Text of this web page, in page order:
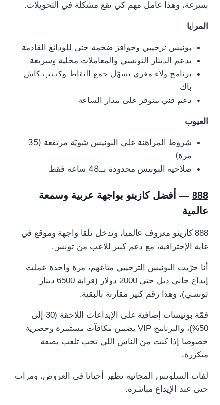
بسرعة، وهذا عامل مهم كي تقع مشكلة في التحويلات.
المزايا
بونيس ترحيبي وحوافز ضخمة حتى للودائع القادمة
يدعم الدينار التونسي والمعاملات محلية وسريعة
برنامج ولاء مغري يسهّل جمع النقاط وكسب كاش
باك
دعم فني متوفر على مدار الساعة
العيوب
شروط المراهنة على البونيس شويّة مرتفعة (35
مرة)
صلاحية البونيس محدودة بــ48 ساعة فقط
888 — أفضل كازينو بواجهة عربية وسمعة
عالمية
888 كازينو معروف عالميا، وتدخل تلقا واجهة وموقع في
غاية الإحترافية، مع دعم كبير للاعب من تونس.
أنا جرّبت البونيس الترحيبي متاعهم، مرة واحدة عملت
إيداع جاني دبل حتى 2000 دولار (قرابة 6500 دينار
تونسي)، وهذا رقم كبير مقارنة بالبقية.
فمّة بونيسات إضافية على الإيداعات اللاحقة (30 إلى
50%)، والبرنامج VIP يضمن مكافآت مستمرة وحصرية
خصوصا إذا كنت من الناس اللي تحب تلعب بصفة
متكررة.
لفات السلوتس المجانية تظهر أحيانا في العروض، ومرات
حتى عند الإيداع مباشرة.